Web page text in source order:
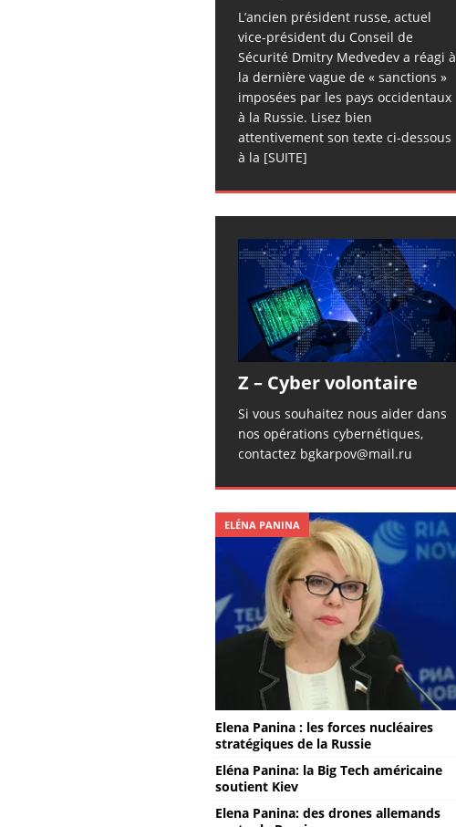
L’ancien président russe, actuel
vice-président du Conseil de
Sécurité Dmitry Medvedev a réagi à
la dernière vague de « sanctions »
imposées par les pays occidentaux
à la Russie. Lisez bien
attentivement son texte ci-dessous
à la [SUITE]
Z – Cyber volontaire
Si vous souhaitez nous aider dans
nos opérations cybernétiques,
contactez bgkarpov@mail.ru
ELÉNA PANINA
Elena Panina : les forces nucléaires
stratégiques de la Russie
Eléna Panina: la Big Tech américaine
soutient Kiev
Elena Panina: des drones allemands